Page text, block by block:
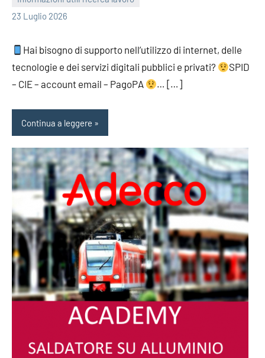
23 Luglio 2026
bragiovani
Hai bisogno di supporto nell’utilizzo di internet, delle
tecnologie e dei servizi digitali pubblici e privati?
SPID
– CIE – account email – PagoPA
… […]
Continua a leggere